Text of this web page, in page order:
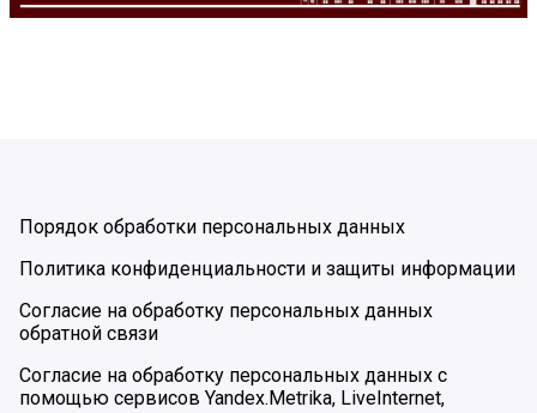
Порядок обработки персональных данных
Политика конфиденциальности и защиты информации
Согласие на обработку персональных данных
обратной связи
Согласие на обработку персональных данных с
помощью сервисов Yandex.Metrika, LiveInternet,